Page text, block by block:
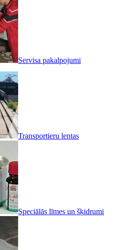
Servisa pakalpojumi
Transportieru lentas
Speciālās līmes un šķidrumi